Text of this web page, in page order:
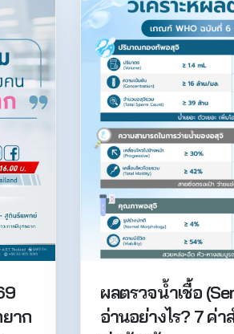
าก
ผลตรวจน้ำเชื้อ
อ่านอย่างไร? 7